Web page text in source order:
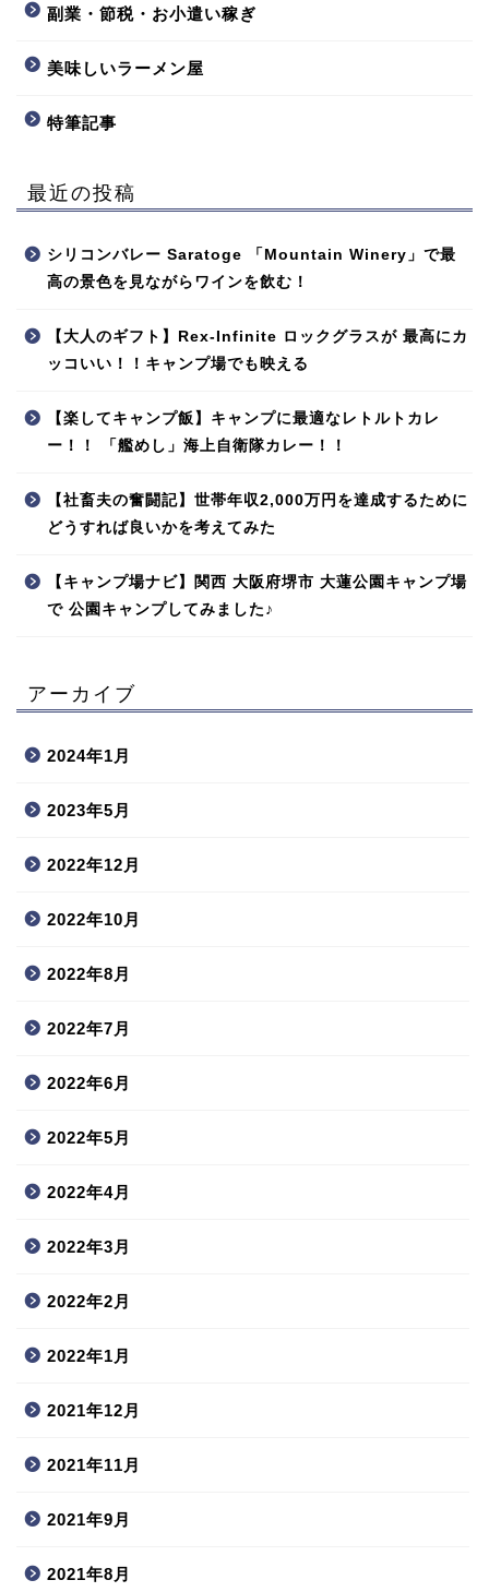
副業・節税・お小遣い稼ぎ
美味しいラーメン屋
特筆記事
最近の投稿
シリコンバレー Saratoge 「Mountain Winery」で最
高の景色を見ながらワインを飲む！
【大人のギフト】Rex-Infinite ロックグラスが 最高にカ
ッコいい！！キャンプ場でも映える
【楽してキャンプ飯】キャンプに最適なレトルトカレ
ー！！ 「艦めし」海上自衛隊カレー！！
【社畜夫の奮闘記】世帯年収2,000万円を達成するために
どうすれば良いかを考えてみた
【キャンプ場ナビ】関西 大阪府堺市 大蓮公園キャンプ場
で 公園キャンプしてみました♪
アーカイブ
2024年1月
2023年5月
2022年12月
2022年10月
2022年8月
2022年7月
2022年6月
2022年5月
2022年4月
2022年3月
2022年2月
2022年1月
2021年12月
2021年11月
2021年9月
2021年8月